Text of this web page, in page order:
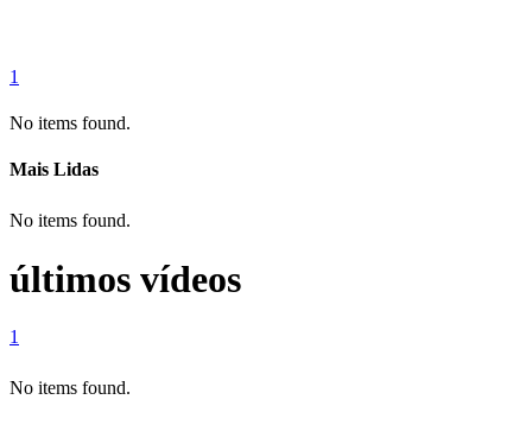
1
No items found.
Mais Lidas
No items found.
últimos vídeos
1
No items found.